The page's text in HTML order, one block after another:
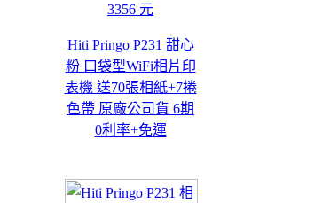
3356 元
Hiti Pringo P231 甜心
粉 口袋型WiFi相片印
表機 送70張相紙+7捲
色帶 原廠公司貨 6期
0利率+免運